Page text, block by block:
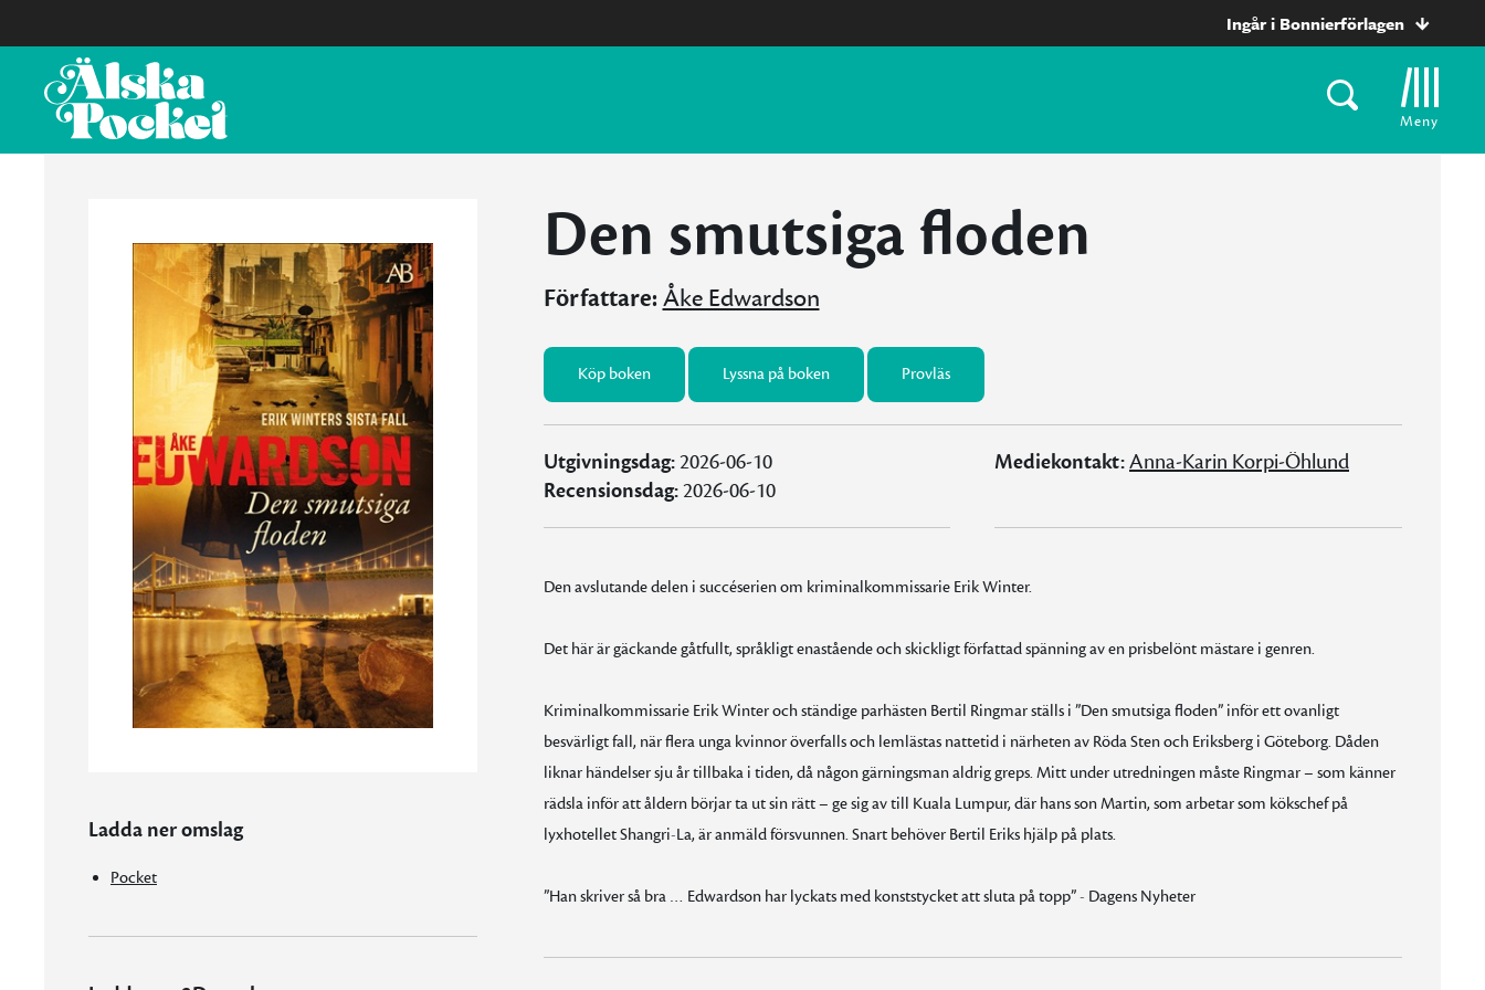
Ingår i Bonnierförlagen
Meny
Ladda ner omslag
Pocket
Den smutsiga floden
Författare:Åke Edwardson
Köp boken Lyssna på boken Provläs
Utgivningsdag:2026-06-10
Recensionsdag:2026-06-10
Mediekontakt:Anna-Karin Korpi-Öhlund
Den avslutande delen i succéserien om kriminalkommissarie Erik Winter.
Det här är gäckande gåtfullt, språkligt enastående och skickligt författad spänning av en prisbelönt mästare i genren.
Kriminalkommissarie Erik Winter och ständige parhästen Bertil Ringmar ställs i ”Den smutsiga floden” inför ett ovanligt
besvärligt fall, när flera unga kvinnor överfalls och lemlästas nattetid i närheten av Röda Sten och Eriksberg i Göteborg. Dåden
liknar händelser sju år tillbaka i tiden, då någon gärningsman aldrig greps. Mitt under utredningen måste Ringmar – som känner
rädsla inför att åldern börjar ta ut sin rätt – ge sig av till Kuala Lumpur, där hans son Martin, som arbetar som kökschef på
lyxhotellet Shangri-La, är anmäld försvunnen. Snart behöver Bertil Eriks hjälp på plats.
”Han skriver så bra … Edwardson har lyckats med konststycket att sluta på topp” - Dagens Nyheter